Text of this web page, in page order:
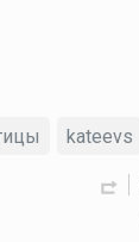
kateevs